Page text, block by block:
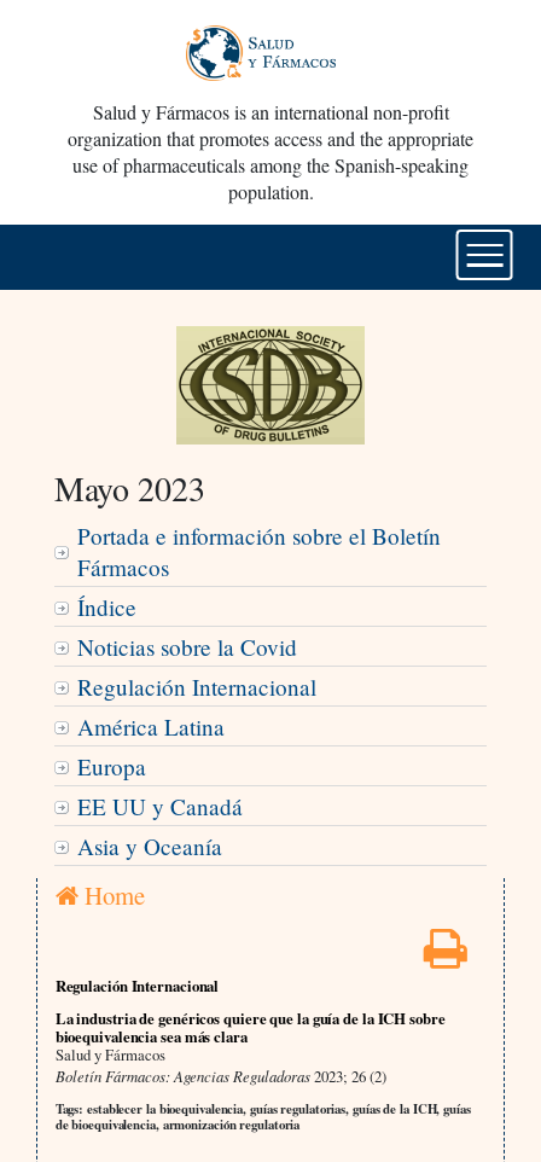
Salud y Fármacos is an international non-profit
organization that promotes access and the appropriate
use of pharmaceuticals among the Spanish-speaking
population.
Mayo 2023
Portada e información sobre el Boletín
Fármacos
Índice
Noticias sobre la Covid
Regulación Internacional
América Latina
Europa
EE UU y Canadá
Asia y Oceanía
Home
Regulación Internacional
La industria de genéricos quiere que la guía de la ICH sobre
bioequivalencia sea más clara
Salud y Fármacos
Boletín Fármacos: Agencias Reguladoras2023; 26 (2)
Tags: establecer la bioequivalencia, guías regulatorias, guías de la ICH, guías
de bioequivalencia, armonización regulatoria